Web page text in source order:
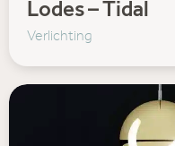
Lodes – Tidal
Verlichting